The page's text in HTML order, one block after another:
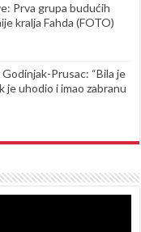
Prva grupa budućih
kralja Fahda (FOTO)
Prusac: “Bila je
je uhodio i imao zabranu